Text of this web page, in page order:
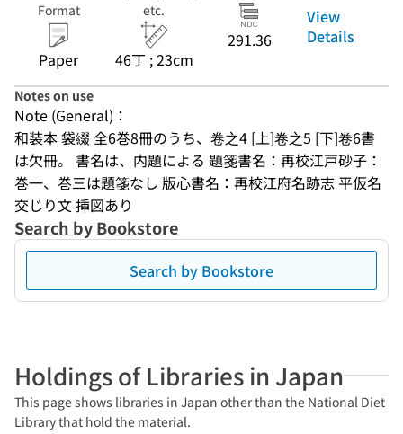
Format
Paper
etc.
46丁 ; 23cm
291.36
View
Details
Notes on use
Note (General)：
和装本 袋綴 全6巻8冊のうち、卷之4 [上]卷之5 [下]卷6書
は欠冊。 書名は、内題による 題箋書名：再校江戸砂子：
巻一、巻三は題箋なし 版心書名：再校江府名跡志 平仮名
交じり文 挿図あり
Search by Bookstore
Search by Bookstore
Holdings of Libraries in Japan
This page shows libraries in Japan other than the National Diet
Library that hold the material.